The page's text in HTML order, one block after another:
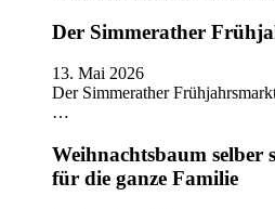
Der Simmerather
13. Mai 2026
Der Simmerather
…
Weihnachtsbaum selber
für die ganze Familie